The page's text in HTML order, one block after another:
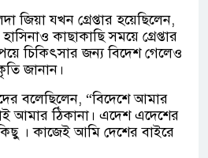
জিয়া যখন গ্রেপ্তার হয়েছিলেন,
কাছাকাছি সময়ে গ্রেপ্তার
চিকিৎসার জন্য বিদেশ গেলেও
জানান।
বলেছিলেন, “বিদেশে আমার
আমার ঠিকানা। এদেশ এদেশের
। কাজেই আমি দেশের বাইরে